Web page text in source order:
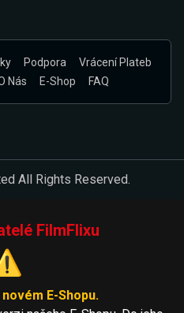
Podpora
Vrácení Plateb
Nás E-Shop FAQ
All Rights Reserved.
FilmFlixu
E-Shopu.